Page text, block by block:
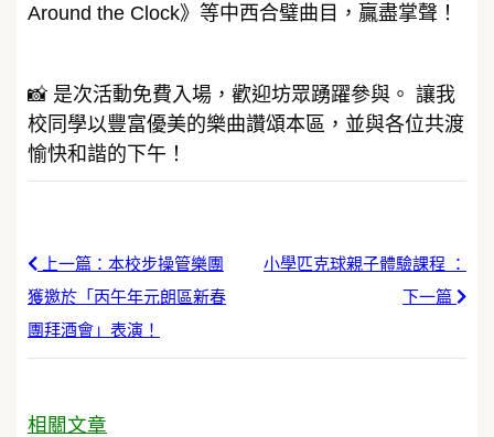
Around the Clock》等中西合璧曲目，贏盡掌聲！
📸 是次活動免費入場，歡迎坊眾踴躍參與。 讓我
校同學以豐富優美的樂曲讚頌本區，並與各位共渡
愉快和諧的下午！
上一篇：本校步操管樂團
獲邀於「丙午年元朗區新春
團拜酒會」表演！
小學匹克球親子體驗課程 ：
下一篇
相關文章